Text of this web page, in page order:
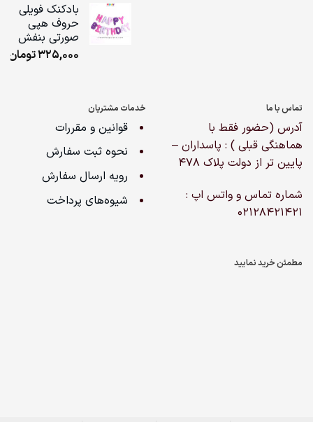
بادکنک فویلی
حروف هپی
صورتی بنفش
325,000تومان
تماس با ما
آدرس (حضور فقط با
هماهنگی قبلی ) : پاسداران –
پایین تر از دولت پلاک ۴۷۸
شماره تماس و واتس اپ :
02128421421
خدمات مشتریان
قوانین و مقررات
نحوه ثبت سفارش
رویه ارسال سفارش
شیوه‌های پرداخت
مطمئن خرید نمایید